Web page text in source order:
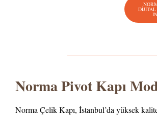
Norma Pivot Kapı
Norma Çelik Kapı, İstanbul’da yüksek